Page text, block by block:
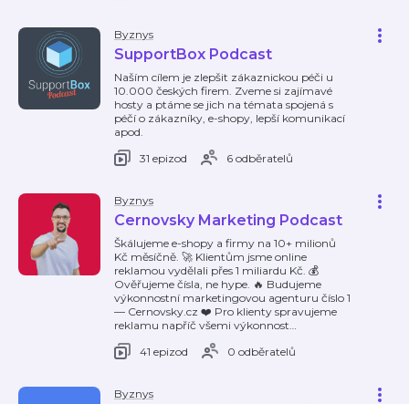
Byznys
SupportBox Podcast
Naším cílem je zlepšit zákaznickou péči u
10.000 českých firem. Zveme si zajímavé
hosty a ptáme se jich na témata spojená s
péčí o zákazníky, e-shopy, lepší komunikací
apod.
31 epizod
6 odběratelů
Byznys
Cernovsky Marketing Podcast
Škálujeme e-shopy a firmy na 10+ milionů
Kč měsíčně. 🚀 Klientům jsme online
reklamou vydělali přes 1 miliardu Kč. 💰
Ověřujeme čísla, ne hype. 🔥 Budujeme
výkonnostní marketingovou agenturu číslo 1
— Cernovsky.cz ❤️ Pro klienty spravujeme
reklamu napříč všemi výkonnost…
41 epizod
0 odběratelů
Byznys